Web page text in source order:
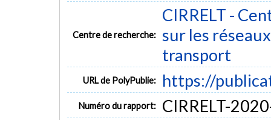
Centre de recherche:
CIRRELT -
sur les
transport
URL de PolyPublie: https://
Numéro du rapport: CIRRELT-